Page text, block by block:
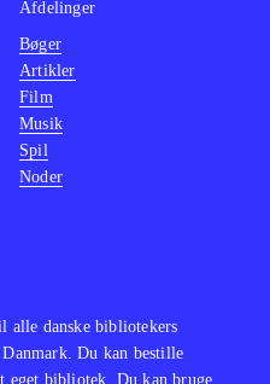
alle danske bibliotekers
Du kan bestille
eget bibliotek. Du kan bruge
Afdelinger
Bøger
Artikler
Film
Musik
Spil
Noder